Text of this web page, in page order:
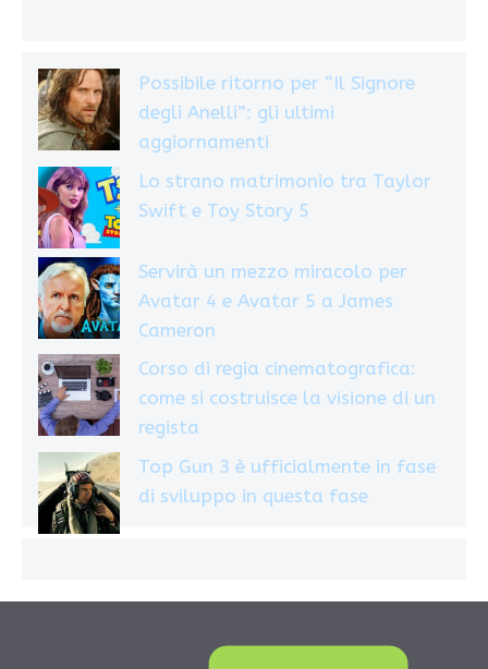
Possibile ritorno per “Il Signore
degli Anelli”: gli ultimi
aggiornamenti
Lo strano matrimonio tra Taylor
Swift e Toy Story 5
Servirà un mezzo miracolo per
Avatar 4 e Avatar 5 a James
Cameron
Corso di regia cinematografica:
come si costruisce la visione di un
regista
Top Gun 3 è ufficialmente in fase
di sviluppo in questa fase